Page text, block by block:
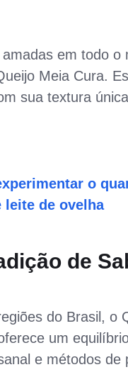
em todo o
Meia Cura.
sua textura
o
leite de ovelha
de
do Brasil, o
um
e métodos de